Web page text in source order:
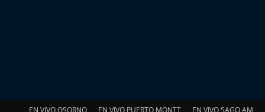
EN VIVO OSORNO EN VIVO PUERTO MONTT EN VIVO SAGO AM